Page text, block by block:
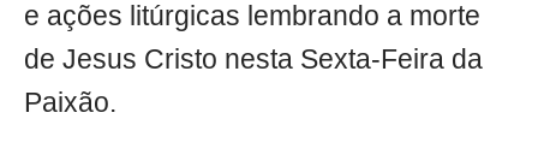
e ações litúrgicas lembrando a morte
de Jesus Cristo nesta Sexta-Feira da
Paixão.